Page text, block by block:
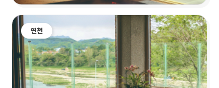
연천